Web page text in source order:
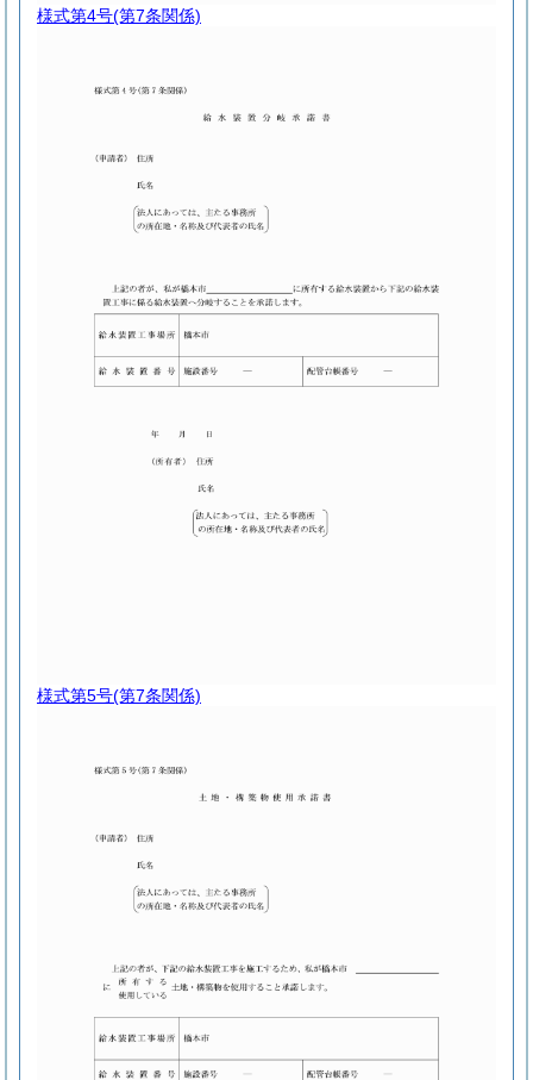
様式第4号(第7条関係)
様式第5号(第7条関係)